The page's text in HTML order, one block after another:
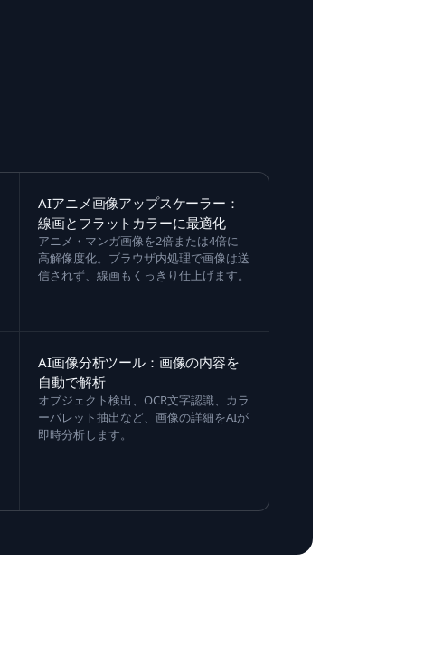
AIアニメ画像アップスケーラー：
線画とフラットカラーに最適化
アニメ・マンガ画像を2倍または4倍に
高解像度化。ブラウザ内処理で画像は送
信されず、線画もくっきり仕上げます。
AI画像分析ツール：画像の内容を
自動で解析
オブジェクト検出、OCR文字認識、カラ
ーパレット抽出など、画像の詳細をAIが
即時分析します。